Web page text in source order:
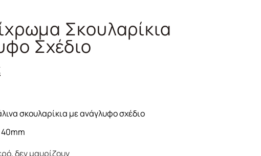
Σκουλαρίκια
Σχέδιο
σκουλαρίκια με ανάγλυφο σχέδιο
δεν μαυρίζουν